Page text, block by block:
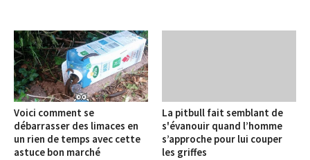
Voici comment se
débarrasser des limaces en
un rien de temps avec cette
astuce bon marché
La pitbull fait semblant de
s'évanouir quand l’homme
s’approche pour lui couper
les griffes